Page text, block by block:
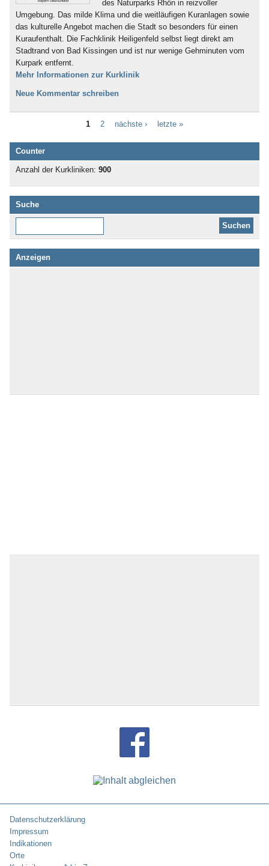
Bayern Deutschland
des Naturparks Rhön in reizvoller
Umgebung. Das milde Klima und die weitläufigen Kuranlagen sowie
das kulturelle Angebot machen die Stadt so besonders für einen
Kuraufenthalt. Die Fachklinik Heiligenfeld selbst liegt direkt am
Stadtrand von Bad Kissingen und ist nur wenige Gehminuten vom
Kurpark entfernt.
Mehr Informationen zur Kurklinik
Neue Kommentar schreiben
1 2 nächste › letzte »
Counter
Anzahl der Kurkliniken: 900
Suche
Anzeigen
Datenschutzerklärung
Impressum
Indikationen
Orte